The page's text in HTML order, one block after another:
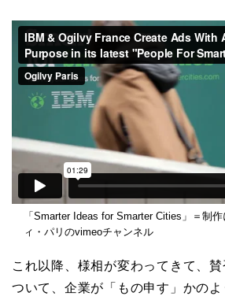
「Smarter Ideas for Smarter Cities」＝制
ィ・パリのvimeoチャンネル
これ以降、様相が変わってきて、
ついて、企業が「もの申す」かのよ